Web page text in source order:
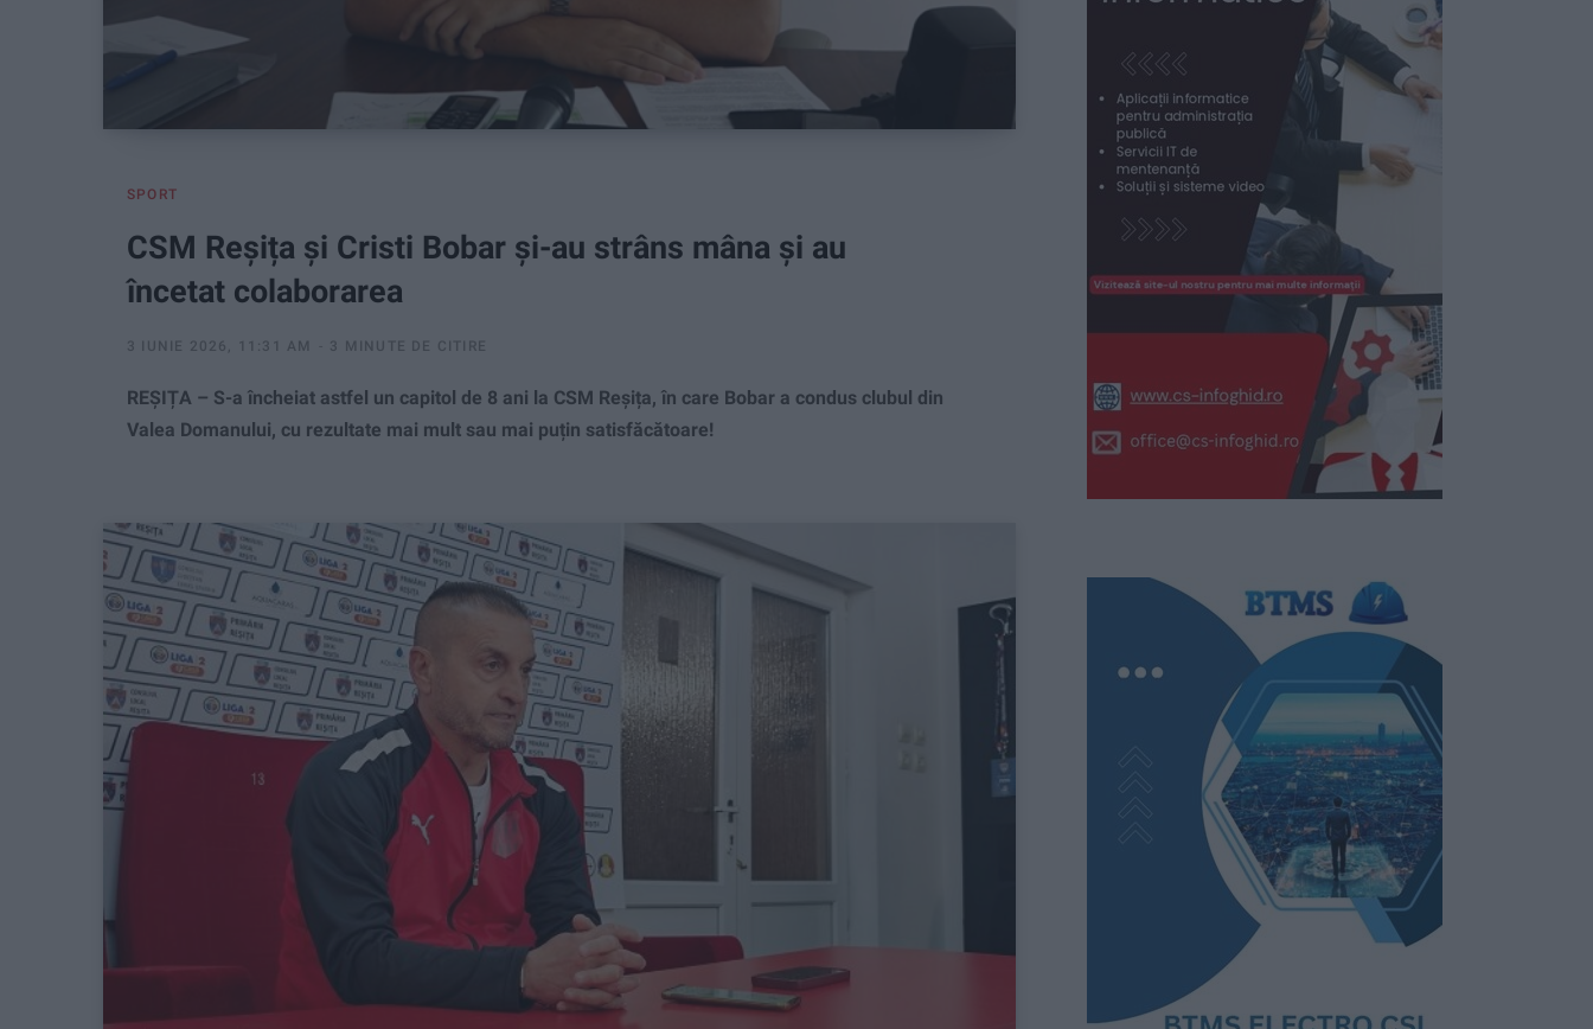
SPORT
CSM Reșița și Cristi Bobar și-au strâns mâna și au
încetat colaborarea
3 IUNIE 2026, 11:31 AM 3 MINUTE DE CITIRE
REȘIȚA – S-a încheiat astfel un capitol de 8 ani la CSM Reșița, în care Bobar a condus clubul din
Valea Domanului, cu rezultate mai mult sau mai puțin satisfăcătoare!